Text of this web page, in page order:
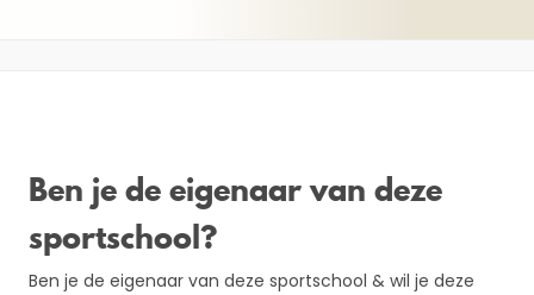
Ben je de eigenaar van deze
sportschool?
Ben je de eigenaar van deze sportschool & wil je deze